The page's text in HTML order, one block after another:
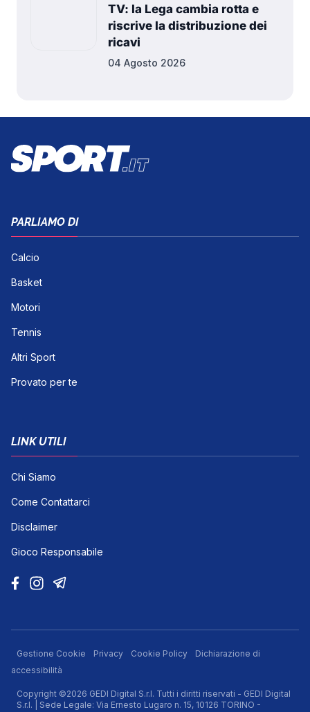
TV: la Lega cambia rotta e
riscrive la distribuzione dei
ricavi
04 Agosto 2026
PARLIAMO DI
Calcio
Basket
Motori
Tennis
Altri Sport
Provato per te
LINK UTILI
Chi Siamo
Come Contattarci
Disclaimer
Gioco Responsabile
Gestione Cookie Privacy Cookie Policy
Dichiarazione di
accessibilità
Copyright ©2026 GEDI Digital S.r.l. Tutti i diritti riservati - GEDI Digital
S.r.l. | Sede Legale: Via Ernesto Lugaro n. 15, 10126 TORINO -